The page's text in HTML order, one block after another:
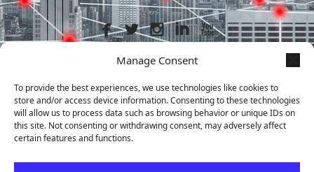
Manage Consent
To provide the best experiences, we use technologies like cookies to
store and/or access device information. Consenting to these technologies
will allow us to process data such as browsing behavior or unique IDs on
this site. Not consenting or withdrawing consent, may adversely affect
certain features and functions.
+30 210 9839367
Μεταμορφώσεως 7, Άγιος Δημήτριος,
ΤΚ 17341